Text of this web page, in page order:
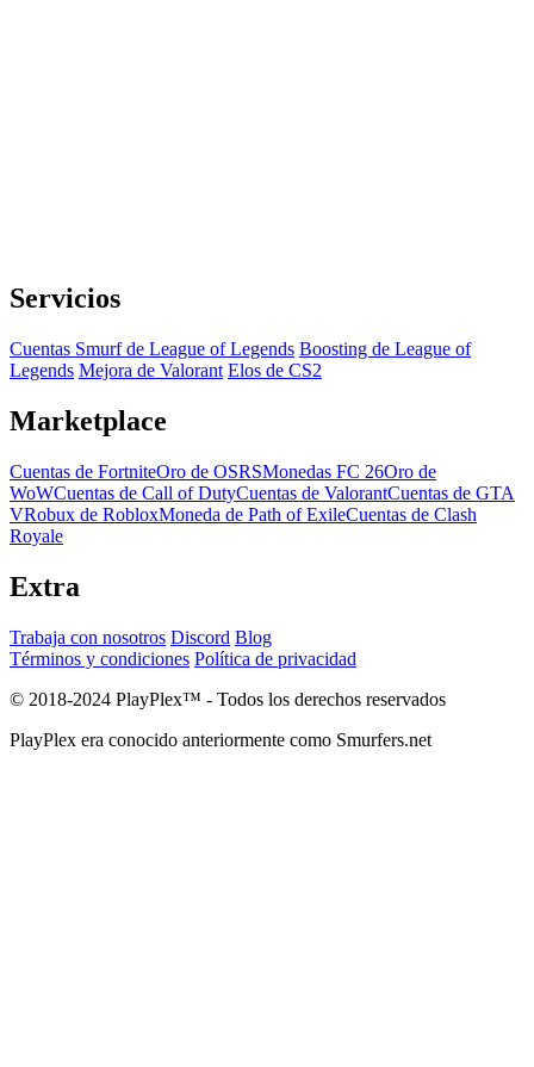
Servicios
Cuentas Smurf de League of Legends Boosting de League of
Legends Mejora de Valorant Elos de CS2
Marketplace
Cuentas de FortniteOro de OSRSMonedas FC 26Oro de
WoWCuentas de Call of DutyCuentas de ValorantCuentas de GTA
VRobux de RobloxMoneda de Path of ExileCuentas de Clash
Royale
Extra
Trabaja con nosotros Discord Blog
Términos y condiciones Política de privacidad
© 2018-2024 PlayPlex™ - Todos los derechos reservados
PlayPlex era conocido anteriormente como Smurfers.net